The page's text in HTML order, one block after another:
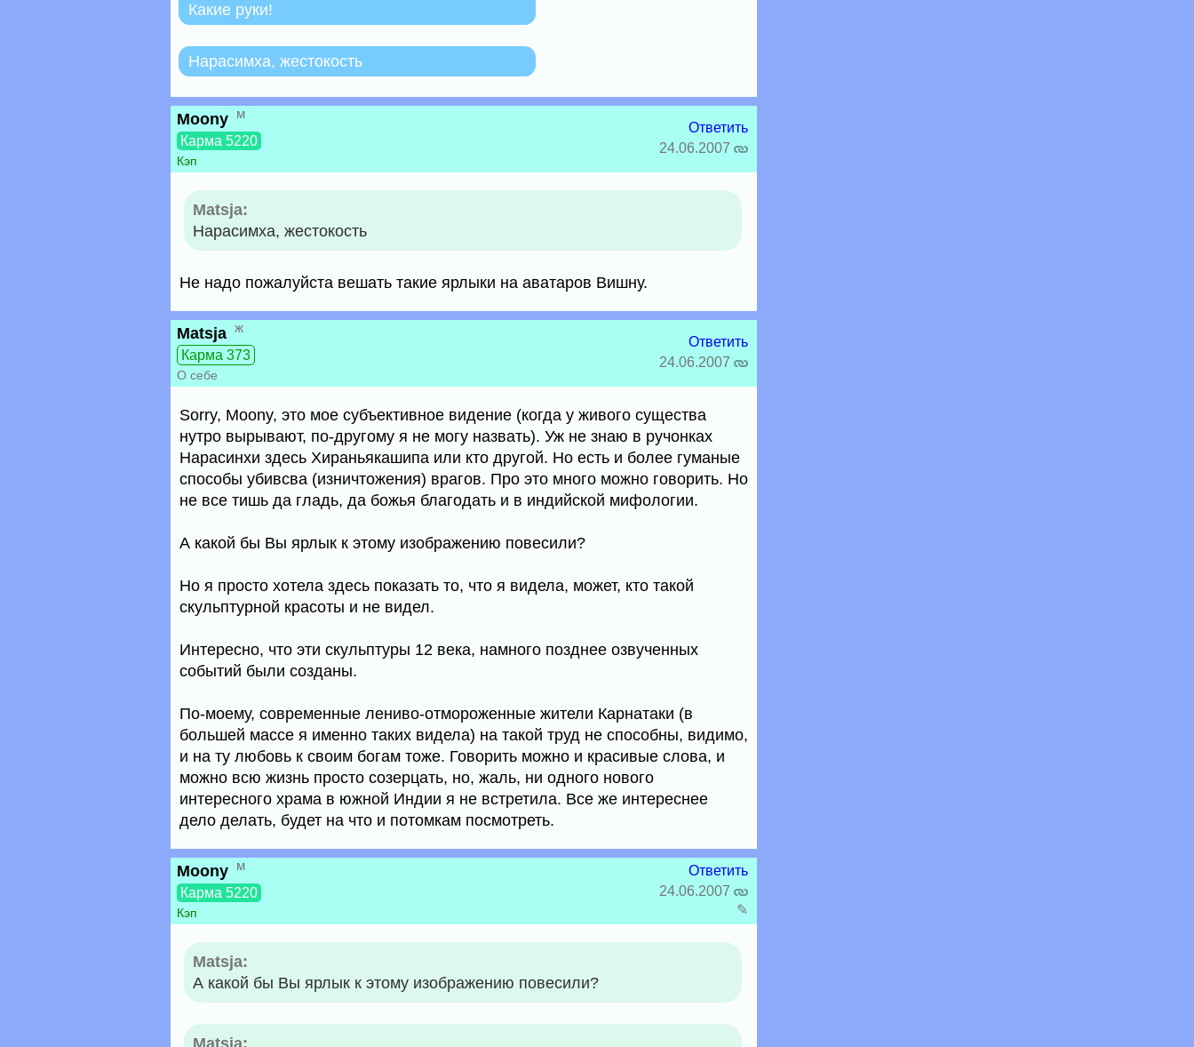
Какие руки!
Нарасимха, жестокость
Moony м
Карма 5220
Кэп
Ответить
24.06.2007
Matsja:
Нарасимха, жестокость
Не надо пожалуйста вешать такие ярлыки на аватаров Вишну.
Matsja ж
Карма 373
О себе
Ответить
24.06.2007
Sorry, Moony, это мое субъективное видение (когда у живого существа
нутро вырывают, по-другому я не могу назвать). Уж не знаю в ручонках
Нарасинхи здесь Хираньякашипа или кто другой. Но есть и более гуманые
способы убивсва (изничтожения) врагов. Про это много можно говорить. Но
не все тишь да гладь, да божья благодать и в индийской мифологии.
А какой бы Вы ярлык к этому изображению повесили?
Но я просто хотела здесь показать то, что я видела, может, кто такой
скульптурной красоты и не видел.
Интересно, что эти скульптуры 12 века, намного позднее озвученных
событий были созданы.
По-моему, современные лениво-отмороженные жители Карнатаки (в
большей массе я именно таких видела) на такой труд не способны, видимо,
и на ту любовь к своим богам тоже. Говорить можно и красивые слова, и
можно всю жизнь просто созерцать, но, жаль, ни одного нового
интересного храма в южной Индии я не встретила. Все же интереснее
дело делать, будет на что и потомкам посмотреть.
Moony м
Карма 5220
Кэп
Ответить
24.06.2007
✎
Matsja:
А какой бы Вы ярлык к этому изображению повесили?
Matsja: